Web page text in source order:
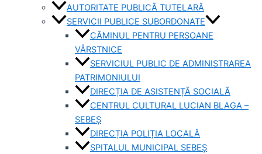
AUTORITATE PUBLICĂ TUTELARĂ
SERVICII PUBLICE SUBORDONATE
CĂMINUL PENTRU PERSOANE
VÂRSTNICE
SERVICIUL PUBLIC DE ADMINISTRAREA
PATRIMONIULUI
DIRECȚIA DE ASISTENȚĂ SOCIALĂ
CENTRUL CULTURAL LUCIAN BLAGA –
SEBEȘ
DIRECȚIA POLIȚIA LOCALĂ
SPITALUL MUNICIPAL SEBEȘ